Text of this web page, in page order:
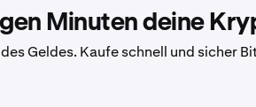
Minuten deine
Geldes. Kaufe schnell und sicher